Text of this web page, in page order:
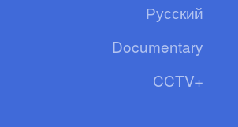
Русский
Documentary
CCTV+